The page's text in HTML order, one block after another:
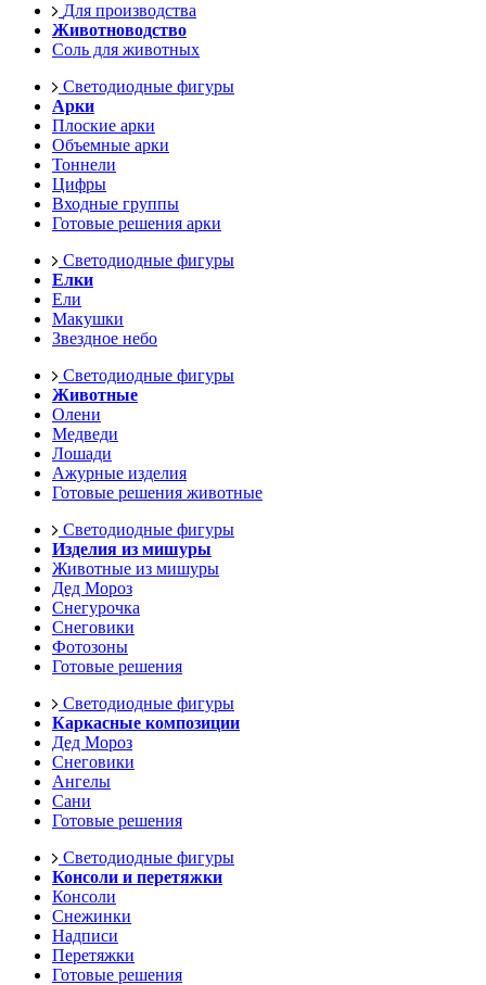
Для производства
Животноводство
Соль для животных
Светодиодные фигуры
Арки
Плоские арки
Объемные арки
Тоннели
Цифры
Входные группы
Готовые решения арки
Светодиодные фигуры
Елки
Ели
Макушки
Звездное небо
Светодиодные фигуры
Животные
Олени
Медведи
Лошади
Ажурные изделия
Готовые решения животные
Светодиодные фигуры
Изделия из мишуры
Животные из мишуры
Дед Мороз
Снегурочка
Снеговики
Фотозоны
Готовые решения
Светодиодные фигуры
Каркасные композиции
Дед Мороз
Снеговики
Ангелы
Сани
Готовые решения
Светодиодные фигуры
Консоли и перетяжки
Консоли
Снежинки
Надписи
Перетяжки
Готовые решения